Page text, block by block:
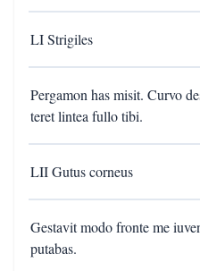
LI Strigiles
Pergamon has misit. Curvo
teret lintea fullo tibi.
LII Gutus corneus
Gestavit modo fronte me
putabas.